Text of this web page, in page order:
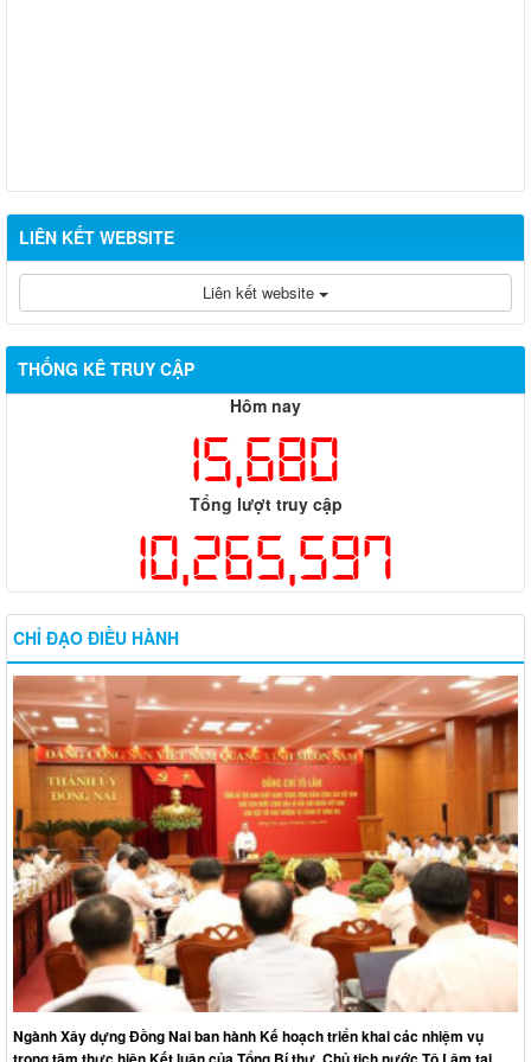
LIÊN KẾT WEBSITE
Liên kết website
THỐNG KÊ TRUY CẬP
Hôm nay
15,680
Tổng lượt truy cập
10,265,597
CHỈ ĐẠO ĐIỀU HÀNH
Ngành Xây dựng Đồng Nai ban hành Kế hoạch triển khai các nhiệm vụ